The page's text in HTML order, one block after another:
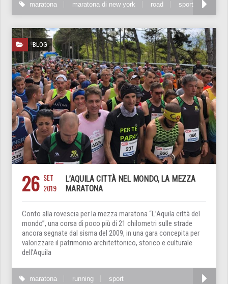
maratona maratona di new york road sport
BLOG
26 SET
2019
L’AQUILA CITTÀ NEL MONDO, LA MEZZA
MARATONA
Conto alla rovescia per la mezza maratona “L’Aquila città del
mondo”, una corsa di poco più di 21 chilometri sulle strade
ancora segnate dal sisma del 2009, in una gara concepita per
valorizzare il patrimonio architettonico, storico e culturale
dell’Aquila
maratona running sport